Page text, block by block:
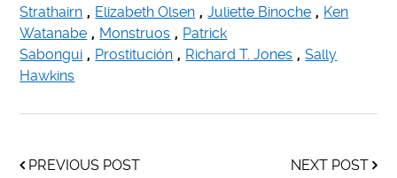
Strathairn , Elizabeth Olsen , Juliette Binoche , Ken
Watanabe , Monstruos , Patrick
Sabongui , Prostitución , Richard T. Jones , Sally
Hawkins
PREVIOUS POST NEXT POST